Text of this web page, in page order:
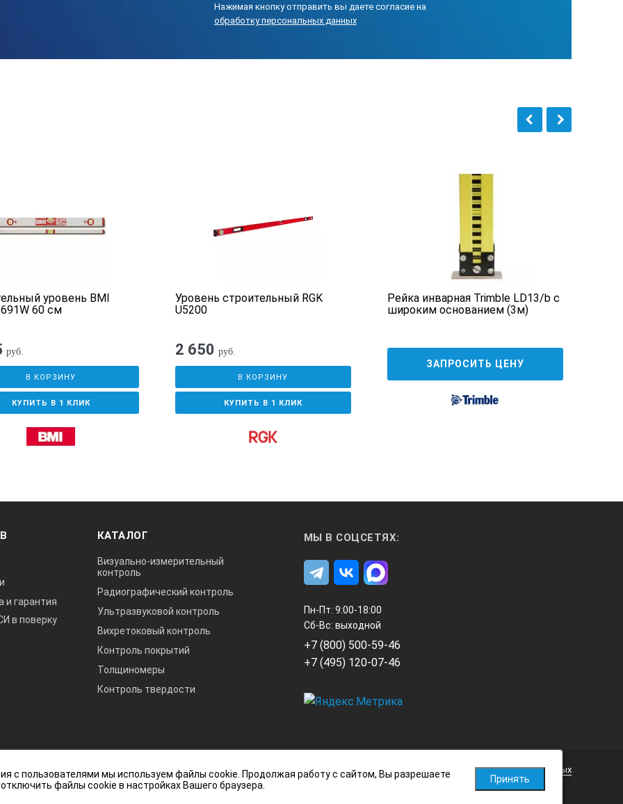
Нажимая кнопку отправить вы даете согласие на
обработку персональных данных
уровень BMI
60 см
руб.
В КОРЗИНУ
КУПИТЬ В 1 КЛИК
Уровень строительный RGK
U5200
2 650 руб.
В КОРЗИНУ
КУПИТЬ В 1 КЛИК
Рейка инварная Trimble LD13/b с
широким основанием (3м)
ЗАПРОСИТЬ ЦЕНУ
и гарантия
в поверку
КАТАЛОГ
Визуально-измерительный
контроль
Радиографический контроль
Ультразвуковой контроль
Вихретоковый контроль
Контроль покрытий
Толщиномеры
Контроль твердости
МЫ В СОЦСЕТЯХ:
Пн-Пт: 9:00-18:00
Сб-Вс: выходной
+7 (800) 500-59-46
+7 (495) 120-07-46
интернет-сайт носит исключительно
публичной офертой, определяемой
Федерации.
Политика обработки персональных данных
с пользователями мы используем файлы cookie. Продолжая работу с сайтом, Вы разрешаете
файлы cookie в настройках Вашего браузера.
Принять